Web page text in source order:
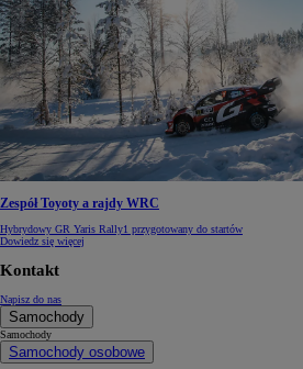
Zespół Toyoty a rajdy WRC
Hybrydowy GR Yaris Rally1 przygotowany do startów
Dowiedz się więcej
Kontakt
Napisz do nas
Samochody
Samochody
Samochody osobowe